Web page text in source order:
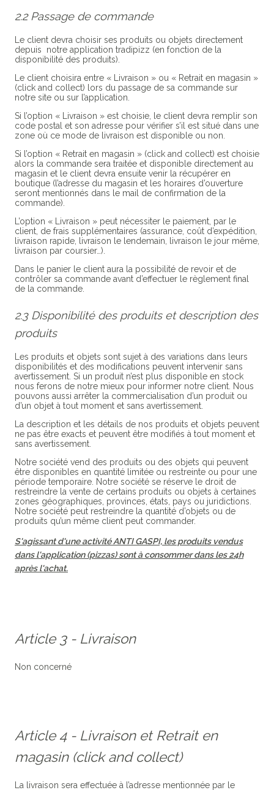
2.2 Passage de commande
Le client devra choisir ses produits ou objets directement
depuis notre application tradipizz (en fonction de la
disponibilité des produits).
Le client choisira entre « Livraison » ou « Retrait en magasin »
(click and collect) lors du passage de sa commande sur
notre site ou sur l’application.
Si l’option « Livraison » est choisie, le client devra remplir son
code postal et son adresse pour vérifier s’il est situé dans une
zone où ce mode de livraison est disponible ou non.
Si l’option « Retrait en magasin » (click and collect) est choisie
alors la commande sera traitée et disponible directement au
magasin et le client devra ensuite venir la récupérer en
boutique (l’adresse du magasin et les horaires d’ouverture
seront mentionnés dans le mail de confirmation de la
commande).
L’option « Livraison » peut nécessiter le paiement, par le
client, de frais supplémentaires (assurance, coût d’expédition,
livraison rapide, livraison le lendemain, livraison le jour même,
livraison par coursier…).
Dans le panier le client aura la possibilité de revoir et de
contrôler sa commande avant d’effectuer le règlement final
de la commande.
2.3 Disponibilité des produits et description des
produits
Les produits et objets sont sujet à des variations dans leurs
disponibilités et des modifications peuvent intervenir sans
avertissement. Si un produit n’est plus disponible en stock
nous ferons de notre mieux pour informer notre client. Nous
pouvons aussi arrêter la commercialisation d’un produit ou
d’un objet à tout moment et sans avertissement.
La description et les détails de nos produits et objets peuvent
ne pas être exacts et peuvent être modifiés à tout moment et
sans avertissement.
Notre société vend des produits ou des objets qui peuvent
être disponibles en quantité limitée ou restreinte ou pour une
période temporaire. Notre société se réserve le droit de
restreindre la vente de certains produits ou objets à certaines
zones géographiques, provinces, états, pays ou juridictions.
Notre société peut restreindre la quantité d’objets ou de
produits qu’un même client peut commander.
S'agissant d'une activité ANTI GASPI, les produits vendus
dans l'application (pizzas) sont à consommer dans les 24h
après l'achat.
Article 3 - Livraison
Non concerné
Article 4 - Livraison et Retrait en
magasin (click and collect)
La livraison sera effectuée à l’adresse mentionnée par le